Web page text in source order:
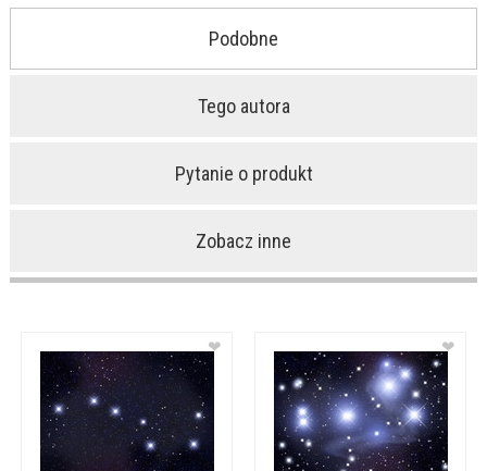
Podobne
Tego autora
Pytanie o produkt
Zobacz inne
❤ ❤